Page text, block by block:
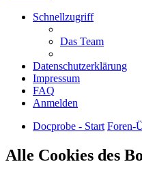
Schnellzugriff
Das Team
Datenschutzerklärung
Impressum
FAQ
Anmelden
Docprobe - Start Foren-
Alle Cookies des